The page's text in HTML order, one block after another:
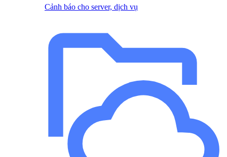
Cảnh báo cho server, dịch vụ